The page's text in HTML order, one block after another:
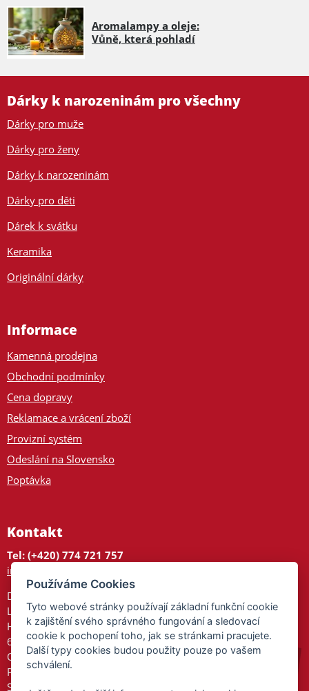
Aromalampy a oleje:
Vůně, která pohladí
Dárky k narozeninám pro všechny
Dárky pro muže
Dárky pro ženy
Dárky k narozeninám
Dárky pro děti
Dárek k svátku
Keramika
Originální dárky
Informace
Kamenná prodejna
Obchodní podmínky
Cena dopravy
Reklamace a vrácení zboží
Provizní systém
Odeslání na Slovensko
Poptávka
Kontakt
Tel: (+420) 774 721 757
info@tajnedarky.cz
Dárkové centrum
Legionářů 2
Hodonín
695 01
Otevřeno:
Po-Pá 9-17
So 9-11:30
Používáme Cookies
Tyto webové stránky používají základní funkční cookie
k zajištění svého správného fungování a sledovací
cookie k pochopení toho, jak se stránkami pracujete.
Další typy cookies budou použity pouze po vašem
schválení.